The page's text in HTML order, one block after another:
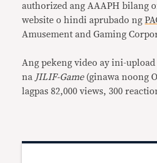
authorized ang AAAPH bilang
website o hindi aprubado ng
Amusement and Gaming
Ang pekeng video ay ini-upload
na JILIF-Game(ginawa noong
lagpas 82,000 views, 300